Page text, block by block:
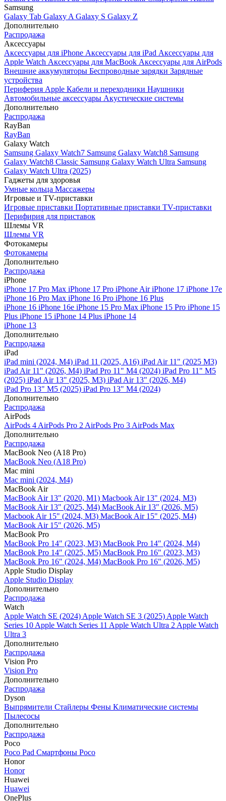
Samsung
Galaxy Tab Galaxy A Galaxy S Galaxy Z
Дополнительно
Распродажа
Аксессуары
Аксессуары для iPhone Аксессуары для iPad Аксессуары для
Apple Watch Аксессуары для MacBook Аксессуары для AirPods
Внешние аккумуляторы Беспроводные зарядки Зарядные
устройства
Периферия Apple Кабели и переходники Наушники
Автомобильные аксессуары Акустические системы
Дополнительно
Распродажа
RayBan
RayBan
Galaxy Watch
Samsung Galaxy Watch7 Samsung Galaxy Watch8 Samsung
Galaxy Watch8 Classic Samsung Galaxy Watch Ultra Samsung
Galaxy Watch Ultra (2025)
Гаджеты для здоровья
Умные кольца Массажеры
Игровые и TV-приставки
Игровые приставки Портативные приставки TV-приставки
Перифирия для приставок
Шлемы VR
Шлемы VR
Фотокамеры
Фотокамеры
Дополнительно
Распродажа
iPhone
iPhone 17 Pro Max iPhone 17 Pro iPhone AiriPhone 17 iPhone 17e
iPhone 16 Pro Max iPhone 16 Pro iPhone 16 Plus
iPhone 16 iPhone 16e iPhone 15 Pro Max iPhone 15 Pro iPhone 15
Plus iPhone 15 iPhone 14 Plus iPhone 14
iPhone 13
Дополнительно
Распродажа
iPad
iPad mini (2024, M4) iPad 11 (2025, A16) iPad Air 11" (2025 M3)
iPad Air 11" (2026, M4) iPad Pro 11" M4 (2024) iPad Pro 11" M5
(2025) iPad Air 13" (2025, M3) iPad Air 13" (2026, M4)
iPad Pro 13" M5 (2025) iPad Pro 13" M4 (2024)
Дополнительно
Распродажа
AirPods
AirPods 4 AirPods Pro 2 AirPods Pro 3 AirPods Max
Дополнительно
Распродажа
MacBook Neo (A18 Pro)
MacBook Neo (A18 Pro)
Mac mini
Mac mini (2024, M4)
MacBook Air
MacBook Air 13" (2020, M1) Macbook Air 13" (2024, M3)
MacBook Air 13" (2025, M4) MacBook Air 13″ (2026, M5)
Macbook Air 15" (2024, M3) MacBook Air 15" (2025, M4)
MacBook Air 15″ (2026, M5)
MacBook Pro
MacBook Pro 14" (2023, M3) MacBook Pro 14″ (2024, M4)
MacBook Pro 14″ (2025, M5) MacBook Pro 16" (2023, M3)
MacBook Pro 16″ (2024, M4) MacBook Pro 16" (2026, M5)
Apple Studio Display
Apple Studio Display
Дополнительно
Распродажа
Watch
Apple Watch SE (2024) Apple Watch SE 3 (2025) Apple Watch
Series 10 Apple Watch Series 11 Apple Watch Ultra 2 Apple Watch
Ultra 3
Дополнительно
Распродажа
Vision Pro
Vision Pro
Дополнительно
Распродажа
Dyson
Выпрямители Стайлеры Фены Климатические системы
Пылесосы
Дополнительно
Распродажа
Poco
Poco Pad Смартфоны Poco
Honor
Honor
Huawei
Huawei
OnePlus